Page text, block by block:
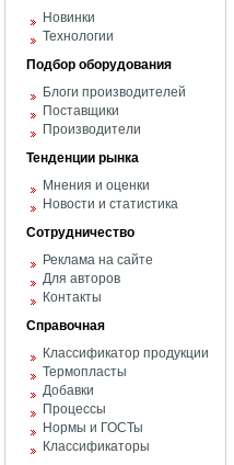
Новинки
Технологии
Подбор оборудования
Блоги производителей
Поставщики
Производители
Тенденции рынка
Мнения и оценки
Новости и статистика
Сотрудничество
Реклама на сайте
Для авторов
Контакты
Справочная
Классификатор продукции
Термопласты
Добавки
Процессы
Нормы и ГОСТы
Классификаторы